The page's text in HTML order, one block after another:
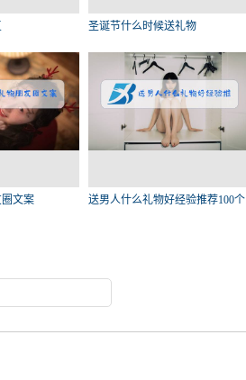
圣诞节什么时候送礼物
文案 送男人什么礼物好经验推荐100个